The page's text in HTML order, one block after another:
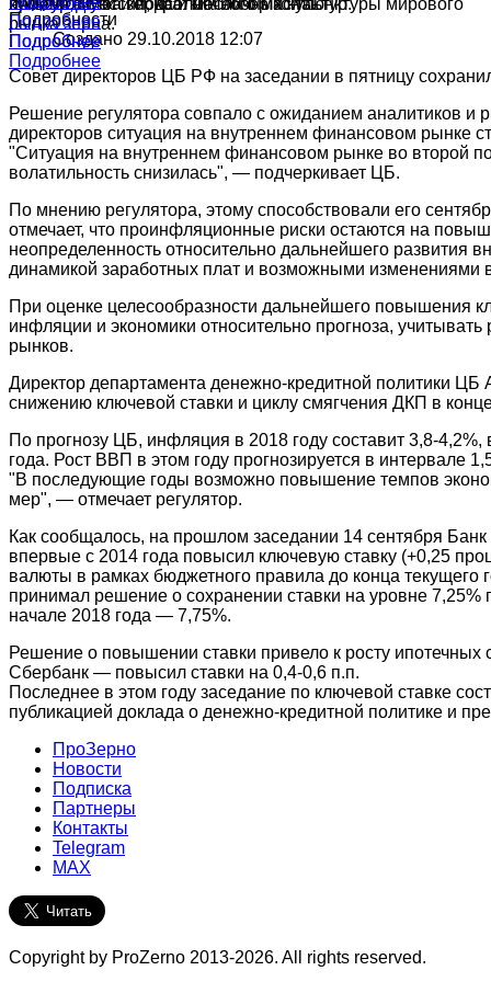
культур в России, краткий обзор конъюнктуры мирового
рынка зерна.
Подробнее
ячменя, муки и подсолнечного масла.
Подробнее
производства зерна и масличных культур.
Подробнее
Подробнее
Подробности
Создано 29.10.2018 12:07
Совет директоров ЦБ РФ на заседании в пятницу
Решение регулятора совпало с ожиданием аналитиков и
директоров ситуация на внутреннем финансовом рынке
"Ситуация на внутреннем финансовом рынке во второй
волатильность снизилась", — подчеркивает ЦБ.
По мнению регулятора, этому способствовали его
отмечает, что проинфляционные риски остаются на
неопределенность относительно дальнейшего развития
динамикой заработных плат и возможными изменениями
При оценке целесообразности дальнейшего повышения
инфляции и экономики относительно прогноза,
рынков.
Директор департамента денежно-кредитной политики ЦБ
снижению ключевой ставки и циклу смягчения ДКП в
По прогнозу ЦБ, инфляция в 2018 году составит 3,8-
года. Рост ВВП в этом году прогнозируется в интервале
"В последующие годы возможно повышение темпов
мер", — отмечает регулятор.
Как сообщалось, на прошлом заседании 14 сентября
впервые с 2014 года повысил ключевую ставку (+0,25
валюты в рамках бюджетного правила до конца
принимал решение о сохранении ставки на уровне
начале 2018 года — 7,75%.
Решение о повышении ставки привело к росту ипотечных
Сбербанк — повысил ставки на 0,4-0,6 п.п.
Последнее в этом году заседание по ключевой ставке
публикацией доклада о денежно-кредитной политике и
ПроЗерно
Новости
Подписка
Партнеры
Контакты
Telegram
MAX
Copyright by ProZerno 2013-2026. All rights reserved.